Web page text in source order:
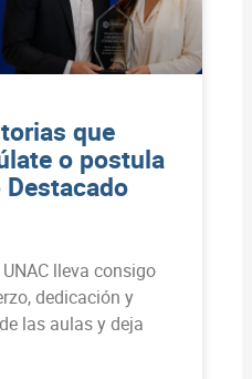
que
o postula
lleva consigo
dedicación y
las aulas y deja